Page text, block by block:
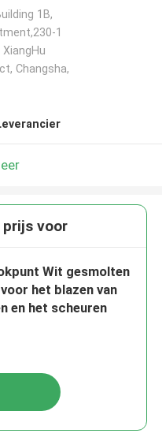
1B,
1
Changsha,
prijs voor
Wit gesmolten
het blazen van
en het scheuren